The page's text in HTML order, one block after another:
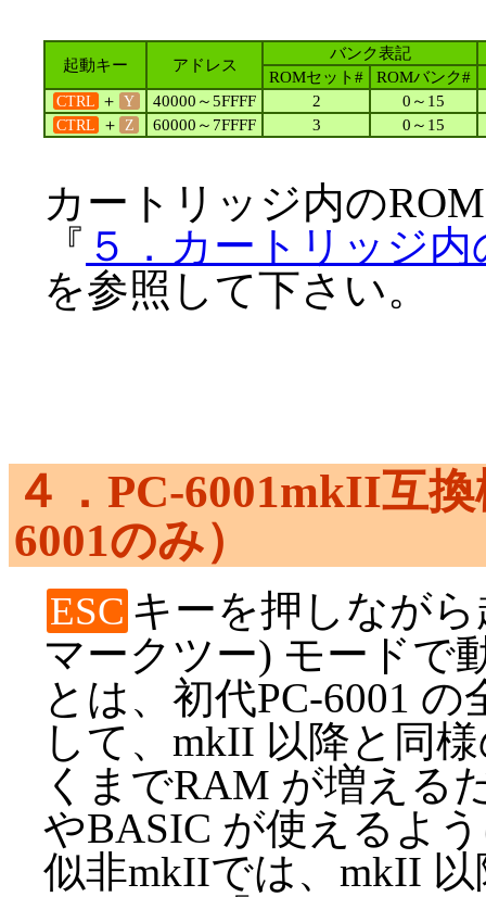
起動キー アドレス
バンク表記
ROMセット#
ROMバンク#
CTRL ＋ Y 40000～5FFFF 2 0～15
CTRL ＋ Z 60000～7FFFF 3 0～15
カートリッジ内の
『 ５．カートリッジ
を参照して下さい。
４．PC-6001mkII互
6001のみ）
ESC キーを押しなが
マークツー) モードで
とは、初代PC-6001
して、mkII 以降と同
くまでRAM が増える
やBASIC が使えるよ
似非mkIIでは、mkII